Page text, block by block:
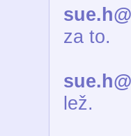
za to.
lež.